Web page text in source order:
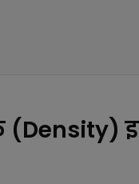
(Density)